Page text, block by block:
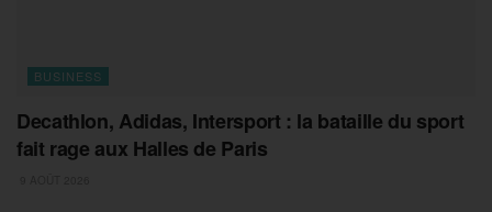
BUSINESS
Decathlon, Adidas, Intersport : la bataille du sport
fait rage aux Halles de Paris